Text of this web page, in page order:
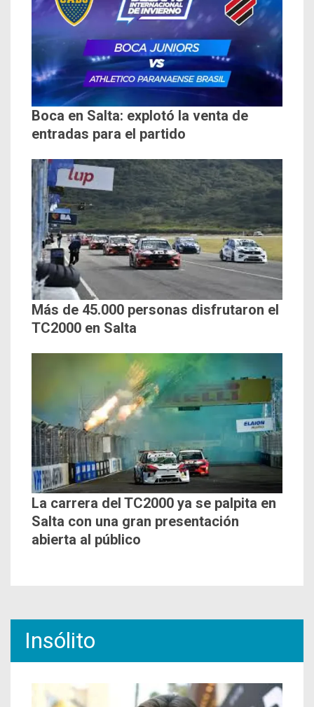
Boca en Salta: explotó la venta de
entradas para el partido
Más de 45.000 personas disfrutaron el
TC2000 en Salta
La carrera del TC2000 ya se palpita en
Salta con una gran presentación
abierta al público
Insólito